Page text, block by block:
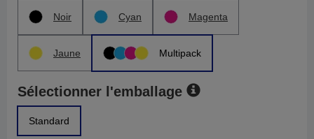
Noir Cyan Magenta
Jaune Multipack
Sélectionner l'emballage
Standard